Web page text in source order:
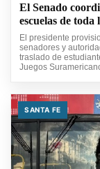
El Senado
escuelas de
El presidente
senadores y
traslado de
Juegos
SANTA FE